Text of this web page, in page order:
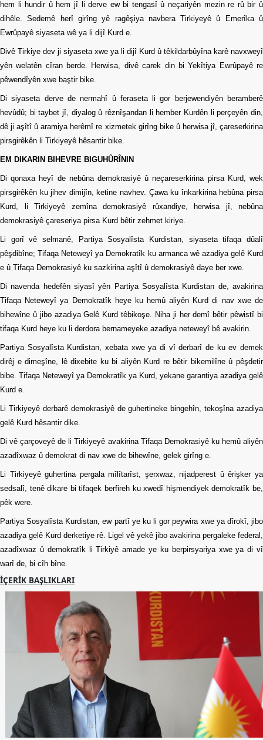
hem li hundir û hem jî li derve ew bi tengasî û neçariyên mezin re rû bir û
dihêle. Sedemê herî girîng yê ragêşiya navbera Tirkiyeyê û Emerîka û
Ewrûpayê siyaseta wê ya li dijî Kurd e.
Divê Tirkiye dev ji siyaseta xwe ya li dijî Kurd û têkildarbûyîna karê navxweyî
yên welatên cîran berde. Herwisa, divê carek din bi Yekîtiya Ewrûpayê re
pêwendîyên xwe baştir bike.
Di siyaseta derve de nermahî û feraseta li gor berjewendiyên beramberê
hevûdû; bi taybet jî, diyalog û rêznîşandan li hember Kurdên li perçeyên din,
dê ji aşîtî û aramiya herêmî re xizmetek girîng bike û herwisa jî, çareserkirina
pirsgirêkên li Tirkiyeyê hêsantir bike.
EM DIKARIN BIHEVRE BIGUHÛRÎNIN
Di qonaxa heyî de nebûna demokrasiyê û neçareserkirina pirsa Kurd, wek
pirsgirêkên ku jihev dimijîn, ketine navhev. Çawa ku înkarkirina hebûna pirsa
Kurd, li Tirkiyeyê zemîna demokrasiyê rûxandiye, herwisa jî, nebûna
demokrasiyê çareseriya pirsa Kurd bêtir zehmet kiriye.
Li gorî vê selmanê, Partiya Sosyalîsta Kurdistan, siyaseta tifaqa dûalî
pêşdibîne; Tifaqa Neteweyî ya Demokratîk ku armanca wê azadiya gelê Kurd
e û Tifaqa Demokrasiyê ku sazkirina aşîtî û demokrasiyê daye ber xwe.
Di navenda hedefên siyasî yên Partiya Sosyalîsta Kurdistan de, avakirina
Tifaqa Neteweyî ya Demokratîk heye ku hemû aliyên Kurd di nav xwe de
bihewîne û jibo azadiya Gelê Kurd têbikoşe. Niha ji her demî bêtir pêwistî bi
tifaqa Kurd heye ku li derdora bernameyeke azadiya neteweyî bê avakirin.
Partiya Sosyalîsta Kurdistan, xebata xwe ya di vî derbarî de ku ev demek
dirêj e dimeşîne, lê dixebite ku bi aliyên Kurd re bêtir bikemilîne û pêşdetir
bibe. Tifaqa Neteweyî ya Demokratîk ya Kurd, yekane garantiya azadiya gelê
Kurd e.
Li Tirkiyeyê derbarê demokrasiyê de guhertineke bingehîn, tekoşîna azadiya
gelê Kurd hêsantir dike.
Di vê çarçoveyê de li Tirkiyeyê avakirina Tifaqa Demokrasiyê ku hemû aliyên
azadîxwaz û demokrat di nav xwe de bihewîne, gelek girîng e.
Li Tirkiyeyê guhertina pergala mîlîtarîst, şerxwaz, nijadperest û êrişker ya
sedsalî, tenê dikare bi tifaqek berfireh ku xwedî hişmendiyek demokratîk be,
pêk were.
Partiya Sosyalîsta Kurdistan, ew partî ye ku li gor peywira xwe ya dîrokî, jibo
azadiya gelê Kurd derketiye rê. Ligel vê yekê jibo avakirina pergaleke federal,
azadîxwaz û demokratîk li Tirkiyê amade ye ku berpirsyariya xwe ya di vî
warî de, bi cîh bîne.
İÇERIK BAŞLIKLARI